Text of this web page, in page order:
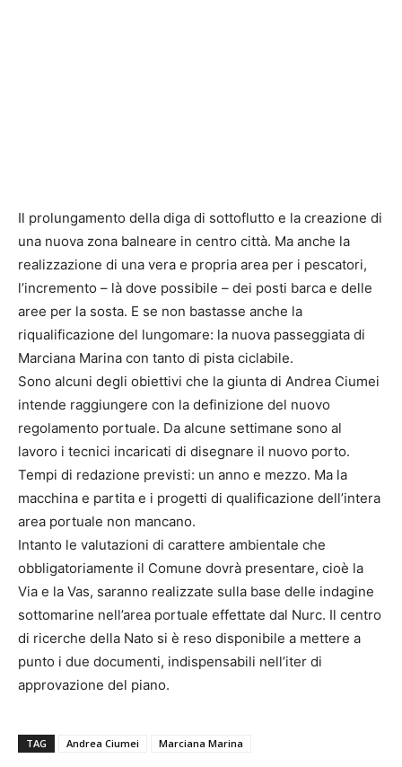
Il prolungamento della diga di sottoflutto e la creazione di
una nuova zona balneare in centro città. Ma anche la
realizzazione di una vera e propria area per i pescatori,
l’incremento – là dove possibile – dei posti barca e delle
aree per la sosta. E se non bastasse anche la
riqualificazione del lungomare: la nuova passeggiata di
Marciana Marina con tanto di pista ciclabile.
Sono alcuni degli obiettivi che la giunta di Andrea Ciumei
intende raggiungere con la definizione del nuovo
regolamento portuale. Da alcune settimane sono al
lavoro i tecnici incaricati di disegnare il nuovo porto.
Tempi di redazione previsti: un anno e mezzo. Ma la
macchina e partita e i progetti di qualificazione dell’intera
area portuale non mancano.
Intanto le valutazioni di carattere ambientale che
obbligatoriamente il Comune dovrà presentare, cioè la
Via e la Vas, saranno realizzate sulla base delle indagine
sottomarine nell’area portuale effettate dal Nurc. Il centro
di ricerche della Nato si è reso disponibile a mettere a
punto i due documenti, indispensabili nell’iter di
approvazione del piano.
TAG Andrea Ciumei Marciana Marina